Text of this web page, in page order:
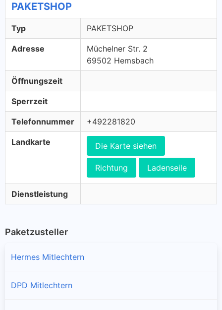
PAKETSHOP
Typ PAKETSHOP
Adresse
Müchelner Str. 2
69502 Hemsbach
Öffnungszeit
Sperrzeit
Telefonnummer +492281820
Landkarte Die Karte siehen
Richtung Ladenseile
Dienstleistung
Paketzusteller
Hermes Mitlechtern
DPD Mitlechtern